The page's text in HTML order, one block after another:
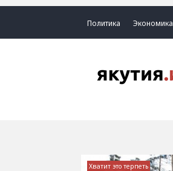
Политика Экономика
Хватит это терпеть